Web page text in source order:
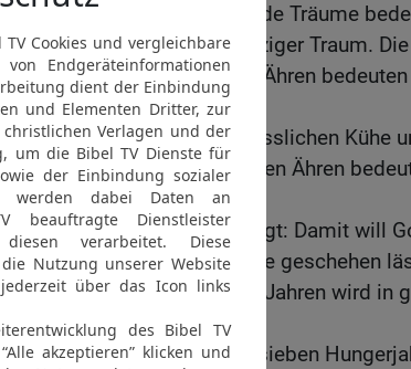
gezeigt, was er vorhat. Beide Träume
26 es ist eigentlich ein einziger Traum.
und die sieben prächtigen Ähren
Jahre.
27 Die sieben mageren, hässlichen Kühe
kümmerlichen, vertrockneten Ähren
Hungerjahre.
28 Ich habe es schon gesagt: Damit will
ankündigen, was er in Kürze geschehen
29 In den nächsten sieben Jahren wird in
Überfluss herrschen.
30-31 Aber dann kommen sieben